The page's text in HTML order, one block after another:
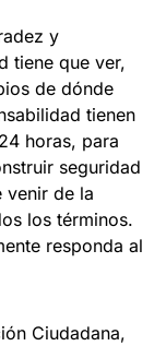
y
tiene que ver,
de dónde
tienen
horas, para
seguridad
venir de la
los términos.
responda al
Ciudadana,